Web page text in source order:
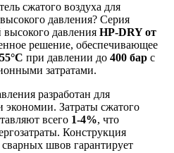
сжатого воздуха для
давления? Серия
давления HP-DRY от
решение, обеспечивающее
при давлении до 400 бар с
затратами.
разработан для
Затраты сжатого
всего 1-4%, что
Конструкция
сварных швов гарантирует